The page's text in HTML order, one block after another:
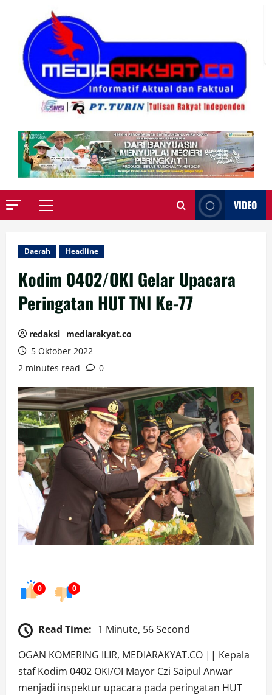
Primary
VIDEO
Daerah Headline
Kodim 0402/OKI Gelar Upacara
Peringatan HUT TNI Ke-77
redaksi_ mediarakyat.co
5 Oktober 2022
2 minutes read
0
0 0
Read Time: 1 Minute, 56 Second
OGAN KOMERING ILIR, MEDIARAKYAT.CO || Kepala
staf Kodim 0402 OKI/OI Mayor Czi Saipul Anwar
menjadi inspektur upacara pada peringatan HUT